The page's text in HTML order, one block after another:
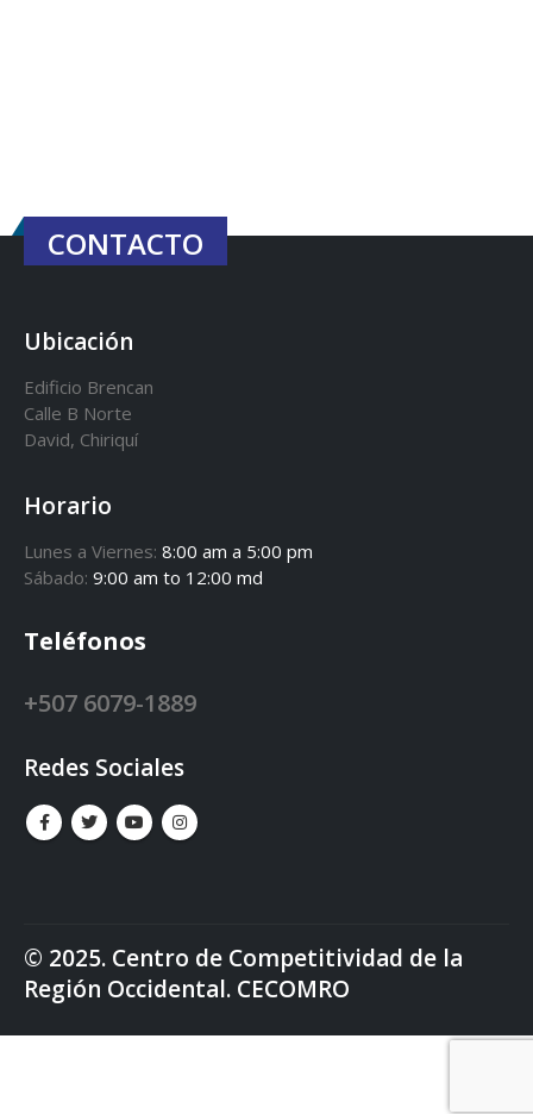
CONTACTO
Ubicación
Edificio Brencan
Calle B Norte
David, Chiriquí
Horario
Lunes a Viernes: 8:00 am a 5:00 pm
Sábado: 9:00 am to 12:00 md
Teléfonos
+507 6079-1889
Redes Sociales
© 2025. Centro de Competitividad de la
Región Occidental. CECOMRO